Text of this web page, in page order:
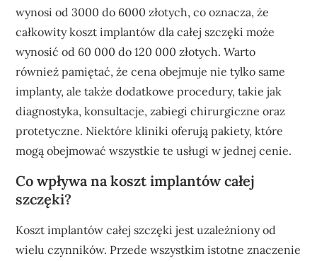
wynosi od 3000 do 6000 złotych, co oznacza, że
całkowity koszt implantów dla całej szczęki może
wynosić od 60 000 do 120 000 złotych. Warto
również pamiętać, że cena obejmuje nie tylko same
implanty, ale także dodatkowe procedury, takie jak
diagnostyka, konsultacje, zabiegi chirurgiczne oraz
protetyczne. Niektóre kliniki oferują pakiety, które
mogą obejmować wszystkie te usługi w jednej cenie.
Co wpływa na koszt implantów całej
szczęki?
Koszt implantów całej szczęki jest uzależniony od
wielu czynników. Przede wszystkim istotne znaczenie